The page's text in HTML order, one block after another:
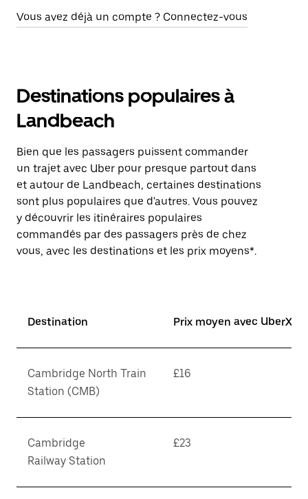
Vous avez déjà un compte ? Connectez-vous
Destinations populaires à
Landbeach
Bien que les passagers puissent commander
un trajet avec Uber pour presque partout dans
et autour de Landbeach, certaines destinations
sont plus populaires que d'autres. Vous pouvez
y découvrir les itinéraires populaires
commandés par des passagers près de chez
vous, avec les destinations et les prix moyens*.
Destination Prix moyen avec UberX*
Cambridge North Train
Station (CMB)
£16
Cambridge
Railway Station
£23